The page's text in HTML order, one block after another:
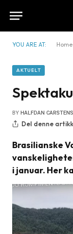
YOU ARE AT: Home
AKTUELT
BY HALFDAN CARSTENS
Del denne
Brasilianske
i januar. Her